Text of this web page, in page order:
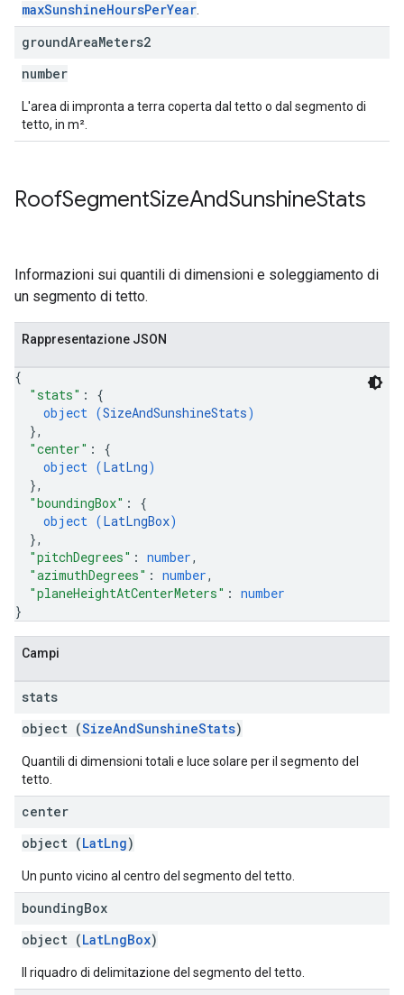
maxSunshineHoursPerYear
groundAreaMeters2
number
L'area di impronta a terra coperta dal tetto o dal segmento di
tetto, in m².
RoofSegmentSizeAndSunshineStats
Informazioni sui quantili di dimensioni e soleggiamento di
un segmento di tetto.
Rappresentazione JSON
{
"stats" : {
object (SizeAndSunshineStats)
},
"center" : {
object (LatLng)
},
"boundingBox" : {
object (LatLngBox)
},
"pitchDegrees" : number,
"azimuthDegrees" : number,
"planeHeightAtCenterMeters" : number
}
Campi
stats
object (SizeAndSunshineStats)
Quantili di dimensioni totali e luce solare per il segmento del
tetto.
center
object (LatLng)
Un punto vicino al centro del segmento del tetto.
boundingBox
object (LatLngBox)
Il riquadro di delimitazione del segmento del tetto.